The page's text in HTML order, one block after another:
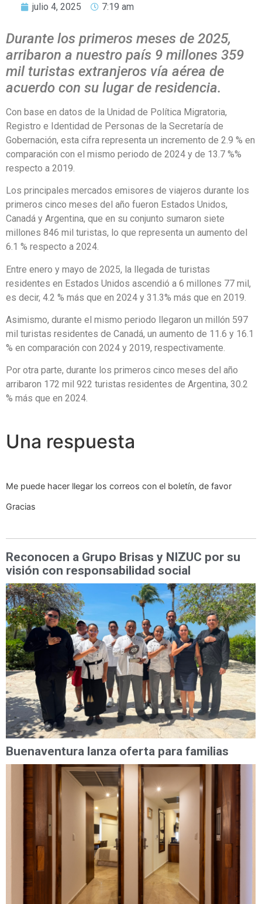
julio 4, 2025 7:19 am
Durante los primeros meses de 2025,
arribaron a nuestro país 9 millones 359
mil turistas extranjeros vía aérea de
acuerdo con su lugar de residencia.
Con base en datos de la Unidad de Política Migratoria,
Registro e Identidad de Personas de la Secretaría de
Gobernación, esta cifra representa un incremento de 2.9 % en
comparación con el mismo periodo de 2024 y de 13.7 %%
respecto a 2019.
Los principales mercados emisores de viajeros durante los
primeros cinco meses del año fueron Estados Unidos,
Canadá y Argentina, que en su conjunto sumaron siete
millones 846 mil turistas, lo que representa un aumento del
6.1 % respecto a 2024.
Entre enero y mayo de 2025, la llegada de turistas
residentes en Estados Unidos ascendió a 6 millones 77 mil,
es decir, 4.2 % más que en 2024 y 31.3% más que en 2019.
Asimismo, durante el mismo periodo llegaron un millón 597
mil turistas residentes de Canadá, un aumento de 11.6 y 16.1
% en comparación con 2024 y 2019, respectivamente.
Por otra parte, durante los primeros cinco meses del año
arribaron 172 mil 922 turistas residentes de Argentina, 30.2
% más que en 2024.
Una respuesta
Me puede hacer llegar los correos con el boletín, de favor
Gracias
Reconocen a Grupo Brisas y NIZUC por su
visión con responsabilidad social
Buenaventura lanza oferta para familias